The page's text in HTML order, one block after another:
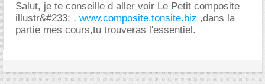
Salut, je te conseille d aller voir Le Petit composite
illustr&#233; , www.composite.tonsite.biz ,dans la
partie mes cours,tu trouveras l'essentiel.